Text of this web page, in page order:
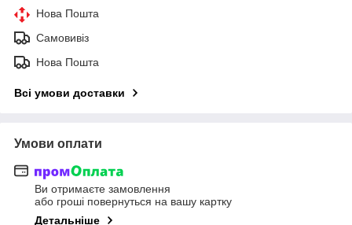
Нова Пошта
Самовивіз
Нова Пошта
Всі умови доставки
Умови оплати
Ви отримаєте замовлення
або гроші повернуться на вашу картку
Детальніше